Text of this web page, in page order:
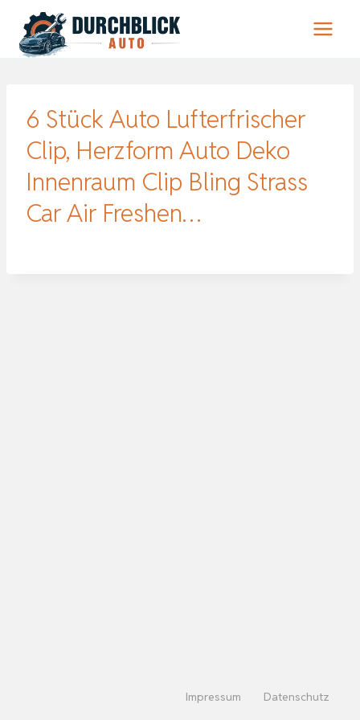
Inhalt
springen
6 Stück Auto Lufterfrischer
Clip, Herzform Auto Deko
Innenraum Clip Bling Strass
Car Air Freshen…
Impressum Datenschutz